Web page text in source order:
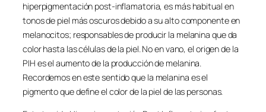
hiperpigmentación post-inflamatoria, es más habitual en
tonos de piel más oscuros debido a su alto componente en
melanocitos; responsables de producir la melanina que da
color hasta las células de la piel. No en vano, el origen de la
PIH es el aumento de la producción de melanina.
Recordemos en este sentido que la melanina es el
pigmento que define el color de la piel de las personas.